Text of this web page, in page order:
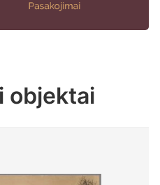
objektai